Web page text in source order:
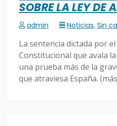
SOBRE LA LEY DE
admin Noticias, Sin
La sentencia dictada por
Constitucional que avala
una prueba más de la
que atraviesa España.